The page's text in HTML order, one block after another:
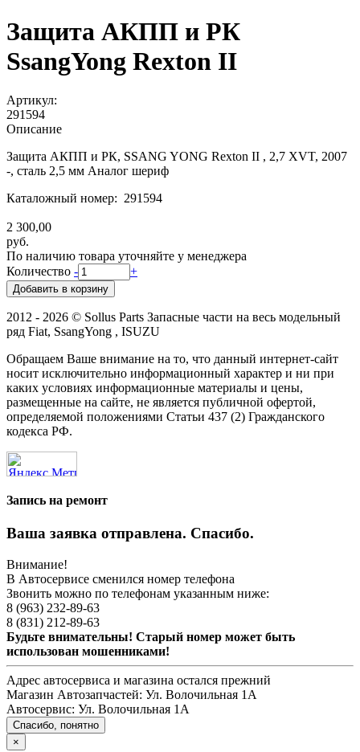
Защита АКПП и РК
SsangYong Rexton II
Артикул:
291594
Описание
Защита АКПП и РК, SSANG YONG Rexton II , 2,7 XVT, 2007
-, сталь 2,5 мм Аналог шериф
Каталожный номер: 291594
2 300,00
руб.
По наличию товара уточняйте у менеджера
Количество - +
2012 - 2026 © Sollus Parts Запасные части на весь модельный
ряд Fiat, SsangYong , ISUZU
Обращаем Ваше внимание на то, что данный интернет-сайт
носит исключительно информационный характер и ни при
каких условиях информационные материалы и цены,
размещенные на сайте, не является публичной офертой,
определяемой положениями Статьи 437 (2) Гражданского
кодекса РФ.
Запись на ремонт
Ваша заявка отправлена. Спасибо.
Внимание!
В Автосервисе сменился номер телефона
Звонить можно по телефонам указанным ниже:
8 (963) 232-89-63
8 (831) 212-89-63
Будьте внимательны! Старый номер может быть
использован мошенниками!
Адрес автосервиса и магазина остался прежний
Магазин Автозапчастей: Ул. Волочильная 1А
Автосервис: Ул. Волочильная 1А
Спасибо, понятно
×